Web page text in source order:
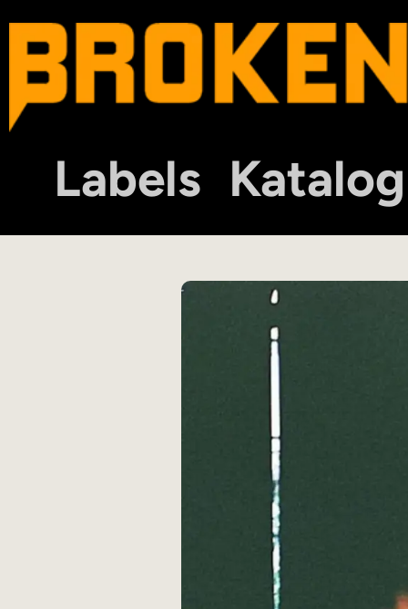
Labels Katalog